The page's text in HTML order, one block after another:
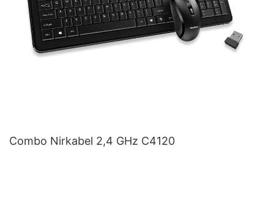
Combo Nirkabel 2,4 GHz C4120